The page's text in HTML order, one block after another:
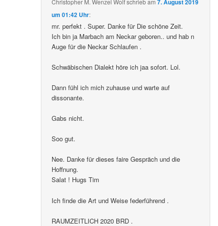
7. August 2019
um 01:42 Uhr:
mr. perfekt . Super. Danke für Die schöne Zeit.
Ich bin ja Marbach am Neckar geboren.. und hab n
Auge für die Neckar Schlaufen .
Schwäbischen Dialekt höre ich jaa sofort. Lol.
Dann fühl ich mich zuhause und warte auf
dissonante.
Gabs nicht.
Soo gut.
Nee. Danke für dieses faire Gespräch und die
Hoffnung.
Salat ! Hugs Tim
Ich finde die Art und Weise federführend .
RAUMZEITLICH 2020 BRD .